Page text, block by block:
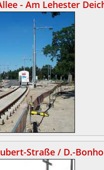
- Am Lehester
Straße / D.-